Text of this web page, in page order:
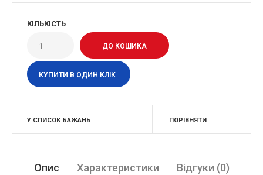
КІЛЬКІСТЬ
КУПИТИ В ОДИН КЛІК
У СПИСОК БАЖАНЬ ПОРІВНЯТИ
Опис Характеристики Відгуки (0)